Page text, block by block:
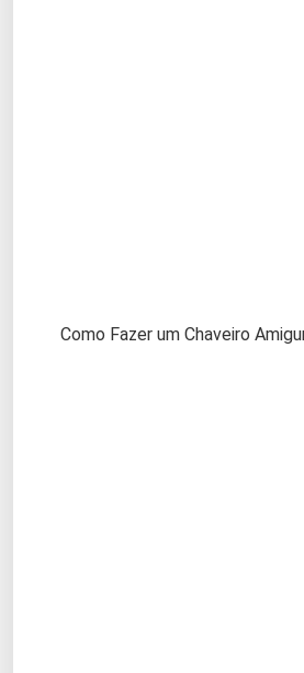
Como Fazer um Chaveiro